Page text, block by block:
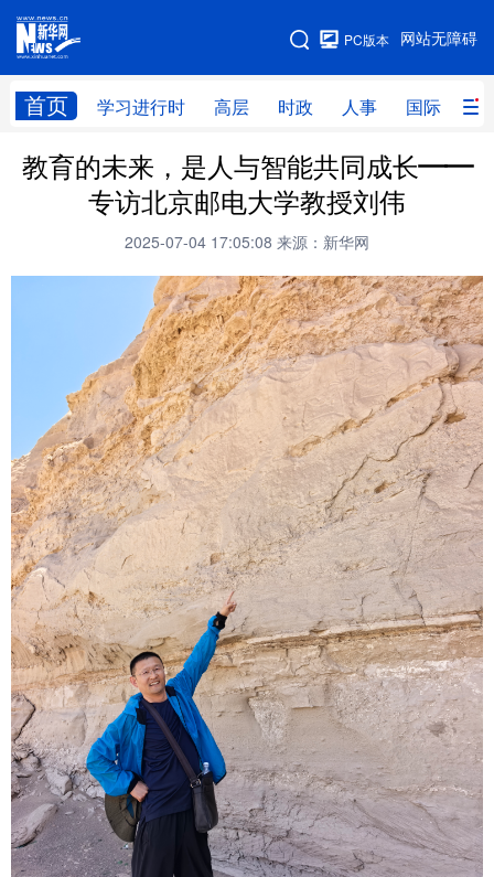
网站无障碍
PC版本
首页 学习进行时 高层 时政 人事 国际 财
网站地图
学习进行时 高层 时政 人事
财经 网评
科创 量子 体育
书画 健康 军事
访谈 视频 图片 政务
法律 中央文件 金融 汽车
食品 人居 信息化 数字经济
学术中国 乡村振兴 银龄 溯源中国
城市 旅游 能源 会展
彩票 娱乐 时尚 悦读
公益 一带一路 亚太网 上市公司
文化产业
地方频道
北京 河北 山西
教育的未来，是人与智能共同成长——
专访北京邮电大学教授刘伟
2025-07-04 17:05:08 来源：新华网